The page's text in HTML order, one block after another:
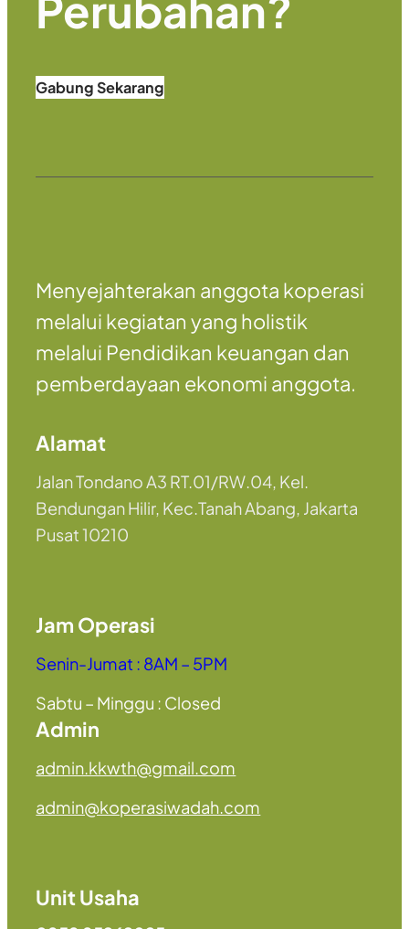
Gabung Sekarang
Menyejahterakan anggota koperasi
melalui kegiatan yang holistik
melalui Pendidikan keuangan dan
pemberdayaan ekonomi anggota.
Alamat
Jalan Tondano A3 RT.01/RW.04, Kel.
Bendungan Hilir, Kec.Tanah Abang, Jakarta
Pusat 10210
Jam Operasi
Senin-Jumat : 8AM – 5PM
Sabtu – Minggu : Closed
Admin
admin.kkwth@gmail.com
admin@koperasiwadah.com
Unit Usaha